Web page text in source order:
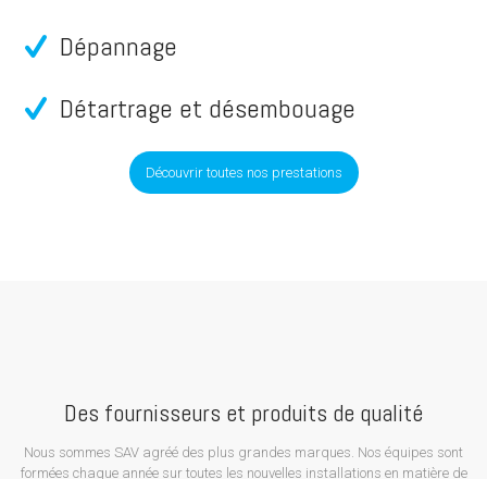
Dépannage
Détartrage et désembouage
Découvrir toutes nos prestations
Des fournisseurs et produits de qualité
Nous sommes SAV agréé des plus grandes marques. Nos équipes sont
formées chaque année sur toutes les nouvelles installations en matière de